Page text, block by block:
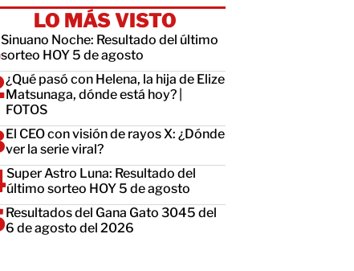
LO MÁS VISTO
Sinuano Noche: Resultado del último
sorteo HOY 5 de agosto
¿Qué pasó con Helena, la hija de Elize
Matsunaga, dónde está hoy? |
FOTOS
El CEO con visión de rayos X: ¿Dónde
ver la serie viral?
Super Astro Luna: Resultado del
último sorteo HOY 5 de agosto
Resultados del Gana Gato 3045 del
6 de agosto del 2026